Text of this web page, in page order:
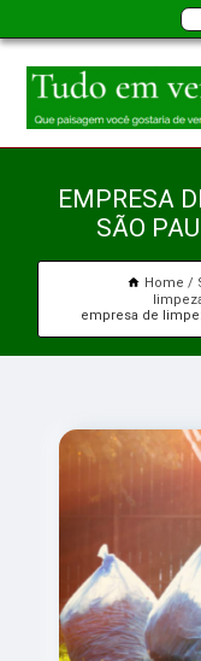
EMPRESA
SÃO
Home
empresa de